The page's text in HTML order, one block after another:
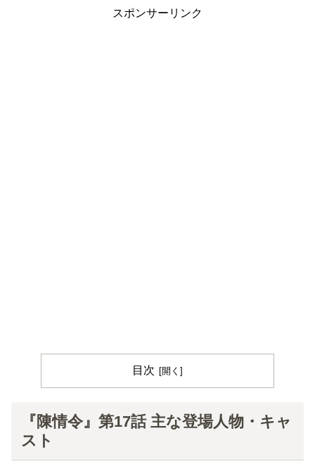
スポンサーリンク
目次
『陳情令』第17話 主な登場人物・キャ
スト